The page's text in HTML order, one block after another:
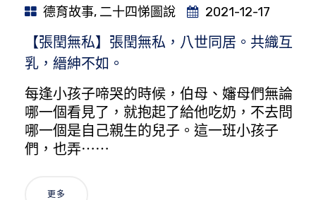
德育故事, 二十四悌圖說 2021-12-17
【張閏無私】張閏無私，八世同居。共織互
乳，縉紳不如。
每逢小孩子啼哭的時候，伯母、嬸母們無論
哪一個看見了，就抱起了給他吃奶，不去問
哪一個是自己親生的兒子。這一班小孩子
們，也弄⋯⋯
更多